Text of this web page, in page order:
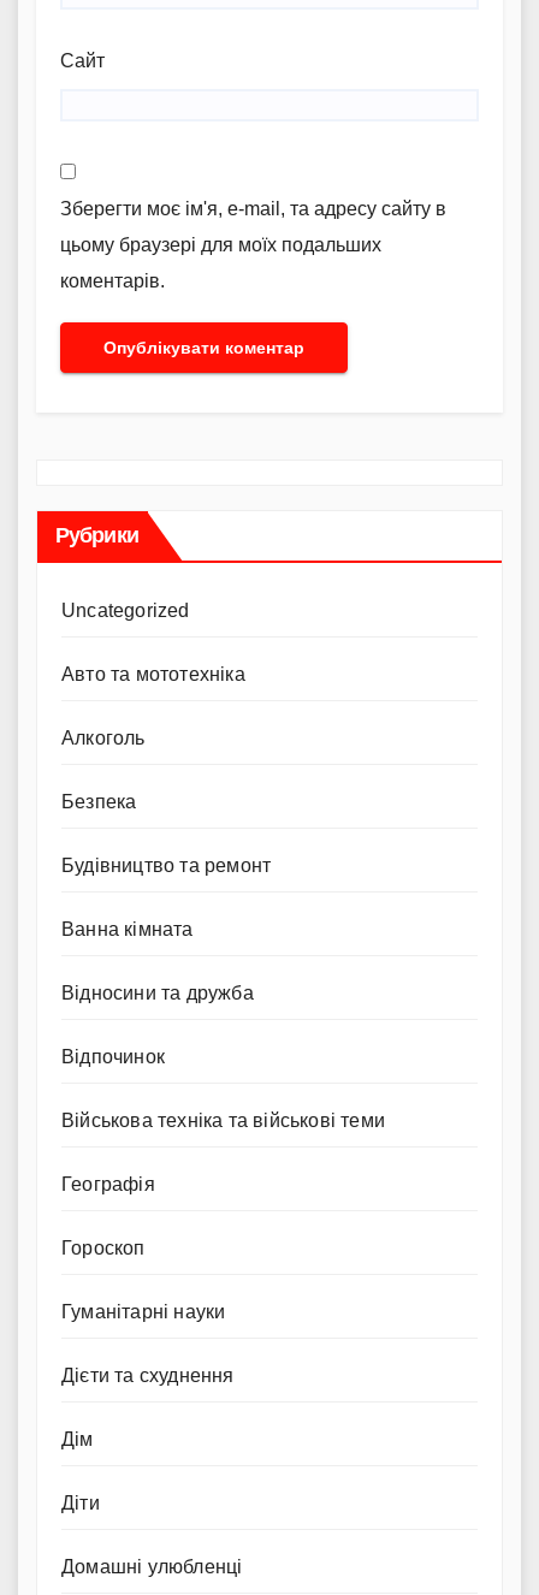
Сайт
Зберегти моє ім'я, e-mail, та адресу сайту в
цьому браузері для моїх подальших
коментарів.
Рубрики
Uncategorized
Авто та мототехніка
Алкоголь
Безпека
Будівництво та ремонт
Ванна кімната
Відносини та дружба
Відпочинок
Військова техніка та військові теми
Географія
Гороскоп
Гуманітарні науки
Дієти та схуднення
Дім
Діти
Домашні улюбленці